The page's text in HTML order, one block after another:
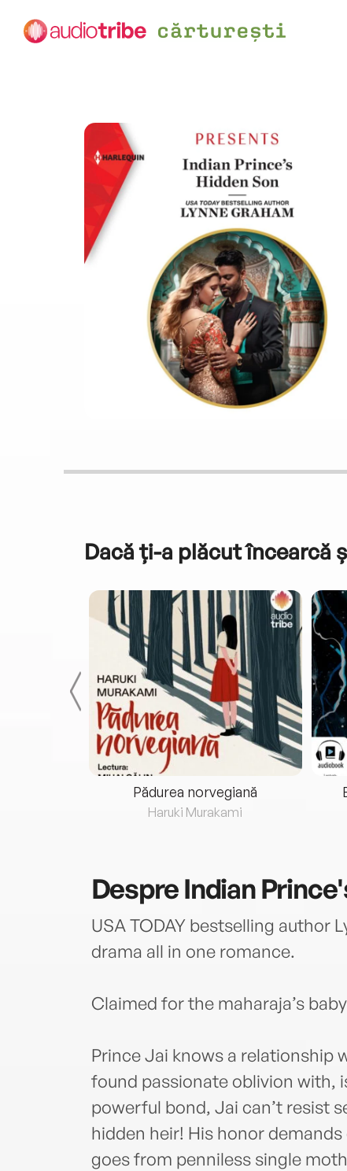
Dacă ți-a plăcut încearcă
Pădurea norvegiană
Haruki Murakami
DespreIndian
USA TODAY bestselling author
drama all in one romance.
Claimed for the maharaja’s
Prince Jai knows a relationship
found passionate oblivion with,
powerful bond, Jai can’t resist
hidden heir! His honor
goes from penniless single